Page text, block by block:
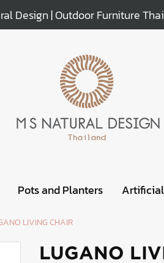
Design | Outdoor Furniture
Pots and Planters
LIVING CHAIR
LUGANO